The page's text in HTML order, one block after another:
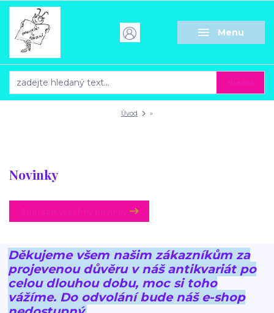
Menu
Úvod »
Novinky
Děkujeme všem našim zákazníkům za
projevenou důvěru v náš antikvariát po
celou dlouhou dobu, moc si toho
vážíme. Do odvolání bude náš e-shop